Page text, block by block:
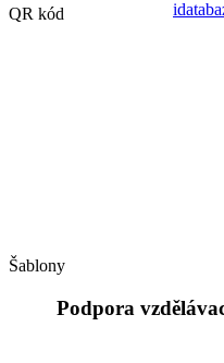
QR kód
Šablony
Podpora